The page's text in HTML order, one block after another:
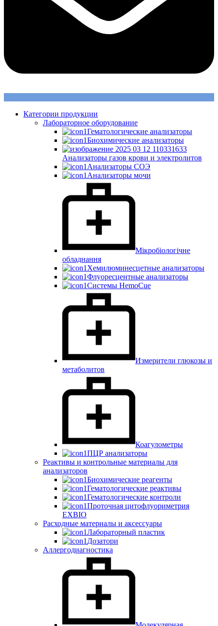
Категории продукции
Лабораторное оборудование
Гематологические анализаторы
Биохимические анализаторы
Анализаторы газов крови и электролитов
Анализаторы СОЭ
Анализаторы мочи
Мікробіологічне
обладнання
Хемилюминесцетные анализаторы
Флуоресцентные анализаторы
Системы HemoCue
Измерители глюкозы и
метаболитов
Коагулометры
ПЦР анализаторы
Реактивы и контрольные материалы для
анализаторов
Биохимические реагенты
Гематологические реактивы
Гематологические контроли
Проточная цитофлуориметрия
EXBIO
Расходные материалы и аксессуары
Лабораторный пластик
Дозатори
Аллергодиагностика